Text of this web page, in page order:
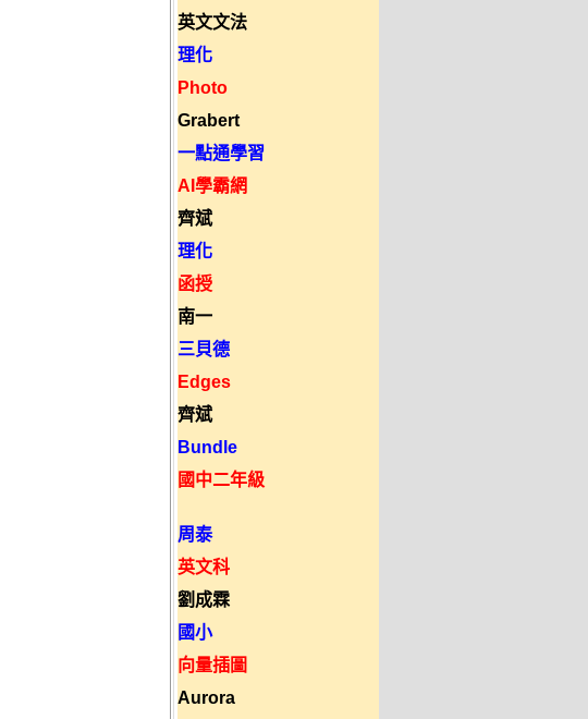
英文文法
理化
Photo
Grabert
一點通學習
AI學霸網
齊斌
理化
函授
南一
三貝德
Edges
齊斌
Bundle
國中二年級
周泰
英文科
劉成霖
國小
向量插圖
Aurora